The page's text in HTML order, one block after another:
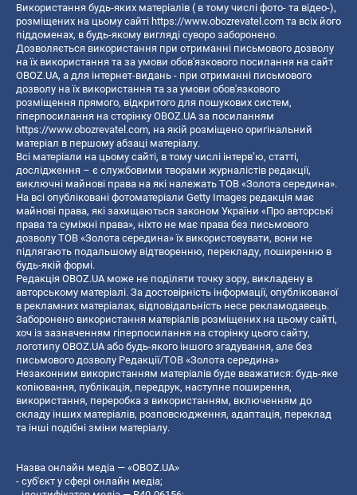
Використання будь-яких матеріалів ( в тому числі фото- та відео-),
розміщених на цьому сайті https://www.obozrevatel.com та всіх його
піддоменах, в будь-якому вигляді суворо заборонено.
Дозволяється використання при отриманні письмового дозволу
на їх використання та за умови обов'язкового посилання на сайт
OBOZ.UA, а для інтернет-видань - при отриманні письмового
дозволу на їх використання та за умови обов'язкового
розміщення прямого, відкритого для пошукових систем,
гіперпосилання на сторінку OBOZ.UA за посиланням
https://www.obozrevatel.com, на якій розміщено оригінальний
матеріал в першому абзаці матеріалу.
Всі матеріали на цьому сайті, в тому числі інтерв’ю, статті,
дослідження – є службовими творами журналістів редакції,
виключні майнові права на які належать ТОВ «Золота середина».
На всі опубліковані фотоматеріали Getty Images редакція має
майнові права, які захищаються законом України «Про авторські
права та суміжні права», ніхто не має права без письмового
дозволу ТОВ «Золота середина» їх використовувати, вони не
підлягають подальшому відтворенню, перекладу, поширенню в
будь-якій формі.
Редакція OBOZ.UA може не поділяти точку зору, викладену в
авторському матеріалі. За достовірність інформації, опублікованої
в рекламних матеріалах, відповідальність несе рекламодавець.
Заборонено використання матеріалів розміщених на цьому сайті,
хоч із зазначенням гіперпосилання на сторінку цього сайту,
логотипу OBOZ.UA або будь-якого іншого згадування, але без
письмового дозволу Редакції/ТОВ «Золота середина»
Незаконним використанням матеріалів буде вважатися: будь-яке
копiювання, публiкацiя, передрук, наступне поширення,
використання, переробка з використанням, включенням до
складу інших матеріалів, розповсюдження, адаптація, переклад
та інші подібні зміни матеріалу.
Назва онлайн медіа — «OBOZ.UA»
- суб'єкт у сфері онлайн медіа;